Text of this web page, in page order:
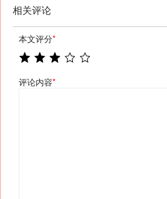
相关评论
本文评分*
评论内容*